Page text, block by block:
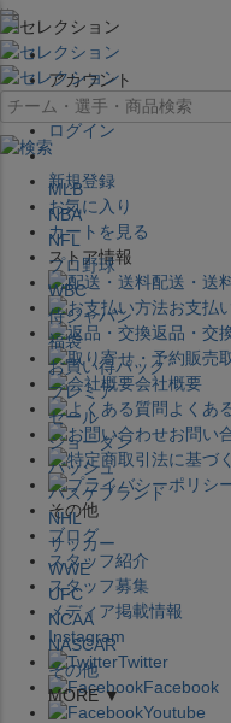
×
アカウント
ログイン
新規登録
お気に入り
カートを見る
ストア情報
配送・送
お支払
返品・交
会社概要
よくあ
お問い
その他
ブログ
スタッフ紹介
スタッフ募集
メディア掲載情報
Instagram
Twitter
Facebook
Youtube
MLB
NBA
NFL
プロ野球
WBC
侍ジャパン
福袋
お買い得パック
プレミア
セール
ジョーダン
バッシュ
バスケブランド
NHL
サッカー
WWE
UFC
NCAA
NASCAR
その他
MORE ▼